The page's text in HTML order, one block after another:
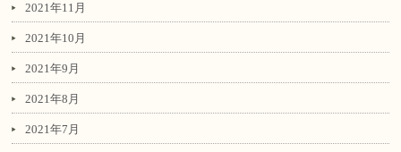
2021年11月
2021年10月
2021年9月
2021年8月
2021年7月